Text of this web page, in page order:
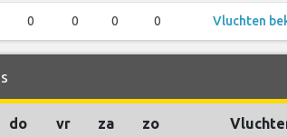
0 0 0 0 Vluchten
do vr za zo